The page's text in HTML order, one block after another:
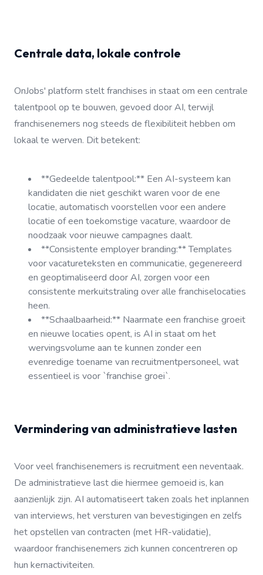
Centrale data, lokale controle
OnJobs' platform stelt franchises in staat om een centrale
talentpool op te bouwen, gevoed door AI, terwijl
franchisenemers nog steeds de flexibiliteit hebben om
lokaal te werven. Dit betekent:
**Gedeelde talentpool:** Een AI-systeem kan
kandidaten die niet geschikt waren voor de ene
locatie, automatisch voorstellen voor een andere
locatie of een toekomstige vacature, waardoor de
noodzaak voor nieuwe campagnes daalt.
**Consistente employer branding:** Templates
voor vacatureteksten en communicatie, gegenereerd
en geoptimaliseerd door AI, zorgen voor een
consistente merkuitstraling over alle franchiselocaties
heen.
**Schaalbaarheid:** Naarmate een franchise groeit
en nieuwe locaties opent, is AI in staat om het
wervingsvolume aan te kunnen zonder een
evenredige toename van recruitmentpersoneel, wat
essentieel is voor `franchise groei`.
Vermindering van administratieve lasten
Voor veel franchisenemers is recruitment een neventaak.
De administratieve last die hiermee gemoeid is, kan
aanzienlijk zijn. AI automatiseert taken zoals het inplannen
van interviews, het versturen van bevestigingen en zelfs
het opstellen van contracten (met HR-validatie),
waardoor franchisenemers zich kunnen concentreren op
hun kernactiviteiten.